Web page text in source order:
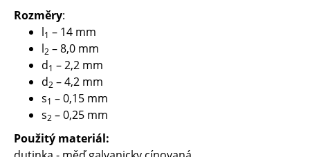
Rozměry:
l1 – 14 mm
l2 – 8,0 mm
d1 – 2,2 mm
d2 – 4,2 mm
s1 – 0,15 mm
s2 – 0,25 mm
Použitý materiál: